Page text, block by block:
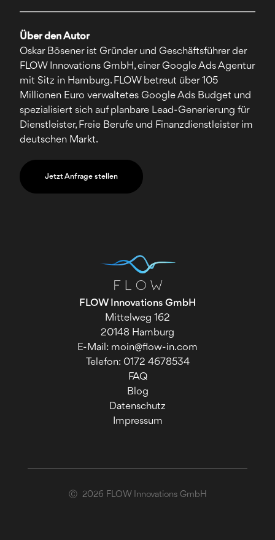
Über den Autor
Oskar Bösener ist Gründer und Geschäftsführer der
FLOW Innovations GmbH, einer Google Ads Agentur
mit Sitz in Hamburg. FLOW betreut über 105
Millionen Euro verwaltetes Google Ads Budget und
spezialisiert sich auf planbare Lead-Generierung für
Dienstleister, Freie Berufe und Finanzdienstleister im
deutschen Markt.
Jetzt Anfrage stellen
FLOW Innovations GmbH
Mittelweg 162
20148 Hamburg
E-Mail: moin@flow-in.com
Telefon: ‭ 0172 4678534
FAQ
Blog
Datenschutz
Impressum
Ⓒ 2026 FLOW Innovations GmbH